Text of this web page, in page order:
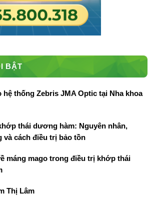
BẬT
hệ thống Zebris JMA Optic tại Nha khoa
thái dương hàm: Nguyên nhân,
và cách điều trị bảo tồn
máng mago trong điều trị khớp thái
Thị Lâm